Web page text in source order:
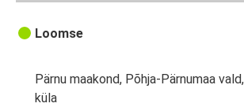
Loomse
Pärnu maakond, Põhja-Pärnumaa
küla